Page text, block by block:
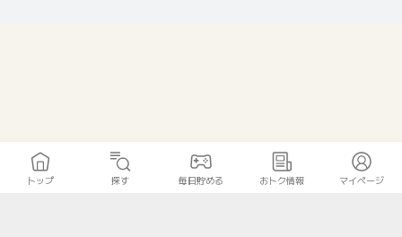
トップ 探す 毎日貯める おトク情報 マイページ